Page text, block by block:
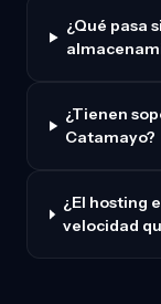
¿Qué pasa
¿Tienen
Catamayo?
¿El hosting
velocidad